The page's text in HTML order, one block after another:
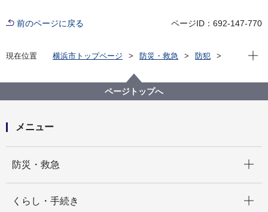
前のページに戻る ページID：692-147-770
現在位置 横浜市トップページ 防災・救急
防犯
現在
ページトップへ
メニュー
防災・救急
くらし・手続き